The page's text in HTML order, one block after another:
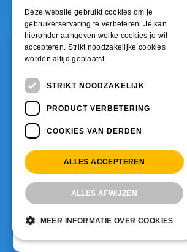
Niets gevonden...
Geen passend aanbod
Deze website gebruikt cookies om je
gebruikerservaring te verbeteren. Je kan
hieronder aangeven welke cookies je wil
accepteren. Strikt noodzakelijke cookies
worden altijd geplaatst.
STRIKT NOODZAKELIJK
PRODUCT VERBETERING
COOKIES VAN DERDEN
ALLES ACCEPTEREN
ALLES AFWIJZEN
MEER INFORMATIE OVER COOKIES
Belangrijk: Pas op voor
Er zijn op dit moment nep-mails
(phishingmails) in omloop. In
je gevraagd om
WoningNet te betalen. Deze mails
ons. Controleer altijd goed wie de
Wij sturen ook nooit betaallinks in
mails. Twijfel je of een e-mail echt
dan eerst contact met ons op.
en doe geen betaling.